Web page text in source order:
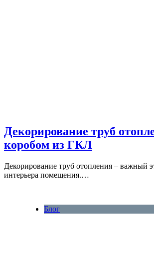
Декорирование труб
коробом из ГКЛ
Декорирование труб отопления – важный
интерьера помещения.…
Блог